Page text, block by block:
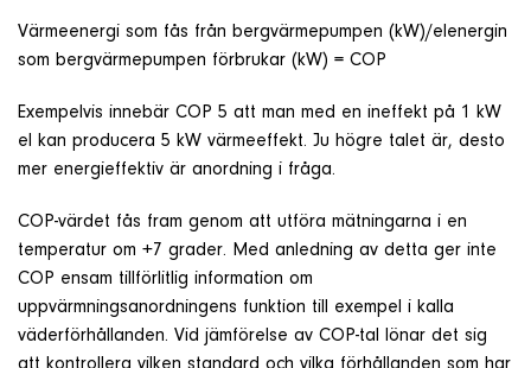
Värmeenergi som fås från bergvärmepumpen (kW)/elenergin
som bergvärmepumpen förbrukar (kW) = COP
Exempelvis innebär COP 5 att man med en ineffekt på 1 kW
el kan producera 5 kW värmeeffekt. Ju högre talet är, desto
mer energieffektiv är anordning i fråga.
COP-värdet fås fram genom att utföra mätningarna i en
temperatur om +7 grader. Med anledning av detta ger inte
COP ensam tillförlitlig information om
uppvärmningsanordningens funktion till exempel i kalla
väderförhållanden. Vid jämförelse av COP-tal lönar det sig